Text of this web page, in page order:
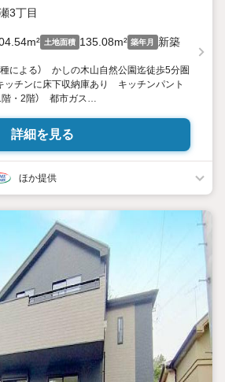
3丁目
土地面積 135.08m² 築年月 新築
による） かしの木山自然公園迄徒歩5分圏
チンに床下収納庫あり キッチンパント
・2階） 都市ガス
、お客様一人一人を知り、理解することか
お聞きし、しっかり話し合う「心」のコミ
をご提案をすることができるのです。
当日見学が可能！
する］をクリック
望の方は
希望日時をご記入ください！
2025年度中間期の売買仲介実績におい
介実績です】※住宅新報より
お言葉に感謝してこれからも楽しく素敵
す。
うと思われたらまずは、お気軽に東宝ハウ
んか？
問合せをお待ちしております。
詳細を見る
ほか提供